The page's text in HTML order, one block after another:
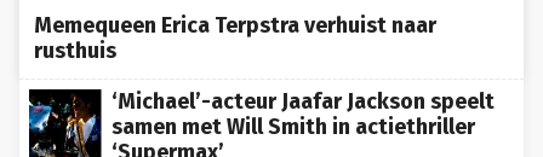
Memequeen Erica Terpstra verhuist naar
rusthuis
‘Michael’-acteur Jaafar Jackson speelt
samen met Will Smith in actiethriller
‘Supermax’